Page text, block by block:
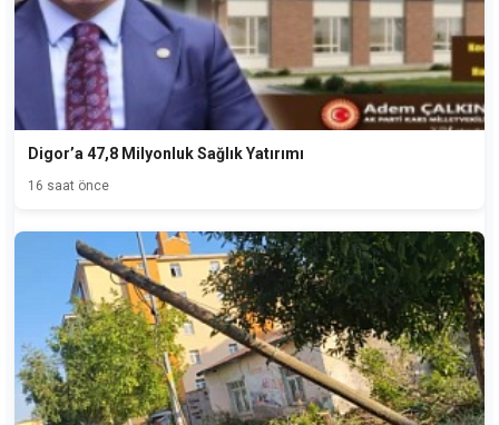
Digor’a 47,8 Milyonluk Sağlık Yatırımı
16 saat önce